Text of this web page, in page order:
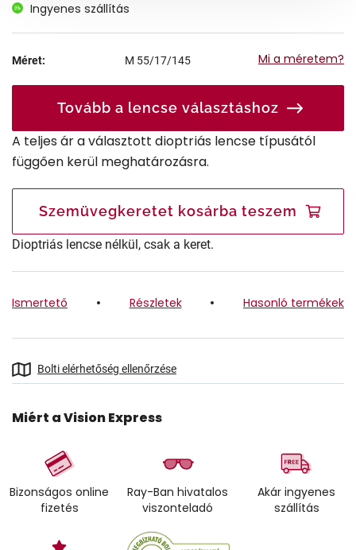
Ingyenes szállítás
Méret: M 55/17/145 Mi a méretem?
Tovább a lencse választáshoz
A teljes ár a választott dioptriás lencse típusától
függően kerül meghatározásra.
Szemüvegkeretet kosárba teszem
Dioptriás lencse nélkül, csak a keret.
Ismertető Részletek Hasonló termékek
Bolti elérhetőség ellenőrzése
Miért a Vision Express
Bizonságos online
fizetés
Ray-Ban hivatalos
viszonteladó
Akár ingyenes
szállítás